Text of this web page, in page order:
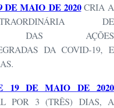
DE MAIO DE 2020 CRIA A
DE
DAS AÇÕES
DA COVID-19, E
19 DE MAIO DE 2020
POR 3 (TRÊS) DIAS, A